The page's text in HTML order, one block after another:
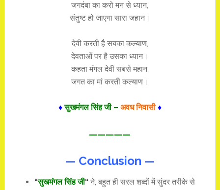
जगदंबा का करो मन से ध्यान,
संतुष्ट हो जाएगा सारा जहान।
देवी करती है सबका कल्याण,
देवताओं पर है उसका ध्यान।
कहता मंगल देवी सबसे महान,
जगत का मां करती कल्याण।
♦सुखमंगल सिंह जी – अवध निवासी ♦
—————
— Conclusion —
“सुखमंगल सिंह जी“ने, बहुत ही सरल शब्दों में सुंदर तरीके से